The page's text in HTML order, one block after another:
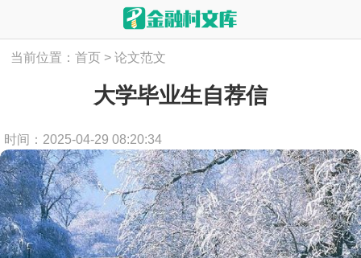
当前位置：首页 > 论文范文
大学毕业生自荐信
时间：2025-04-29 08:20:34